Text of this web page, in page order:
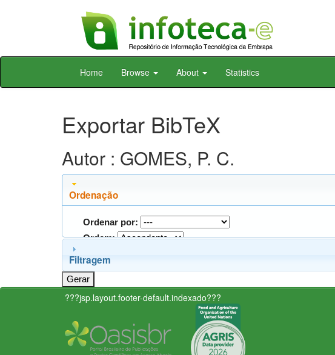
Skip
Home Browse About Statistics
Exportar BibTeX
Autor : GOMES, P. C.
Ordenação
Ordenar por:
Ordem:
Filtragem
???jsp.layout.footer-default.indexado???